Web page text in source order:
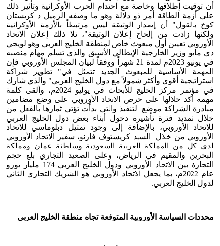
أن توقيت إطلاقها وخاصة مع احتدام الحرب الأوكرانية وتأثير ذلك
على أزمة الطاقة أمر ذو دلالة وهو ما وصفه الزميل د كريستان
كوخ بالقول" أن إصدار الوثيقة ليس مرتبطاً بالأزمة الأوكرانية
ولكنها زادت من إلحاح إعلان الوثيقة"، تلا ذلك إعلان الاتحاد
الأوروبي تعيين أول مبعوث خاص لمنطقة الخليج العربي وهو لويجي
دي مايو وزير الخارجية الإيطالي الأسبق والذي تسلم مهام منصبه
في يونيو 2023م لمدة 21 شهراً ووفقاً لبيان المجلس الأوروبي فإن
المهمة الأساسية للمبعوث الجديد تتمثل في" تطوير شراكة
استراتيجية أقوى وأكثر شمولاً مع دول الخليج العربي" والذي شارك
في مؤتمر مركز الخليج للأبحاث في يوليو 2024م، وألقى كلمة
مهمة أكد خلالها على حرص الاتحاد الأوروبي على وضع مضامين
مبادرة الشراكة موضع التنفيذ والتي بدأت تؤتي ثمارها بالفعل من
خلال تمديد فترة تأشيرة دخول أبناء بعض دول الخليج العربي
للاتحاد الأوروبي، بالإضافة إلى وجود تمثيل دبلوماسي للاتحاد
الأوروبي من خلال السيد كريستوف فارنو، سفير الاتحاد الأوروبي
لدى كل من المملكة العربية السعودية وسلطنة عمان ومملكة
البحرين والمقيم في الرياض، وعلى الصعيد التجاري بلغ حجم
التجارة بين الاتحاد الأوروبي ودول الخليج العربي 174 مليار يورو
عام 2022م، بما يجعل الاتحاد الأوروبي هو الشريك التجاري الثاني
لدول الخليج العربي.
محددات السياسة الأوروبية المتوقعة تجاه منطقة الخليج العربي